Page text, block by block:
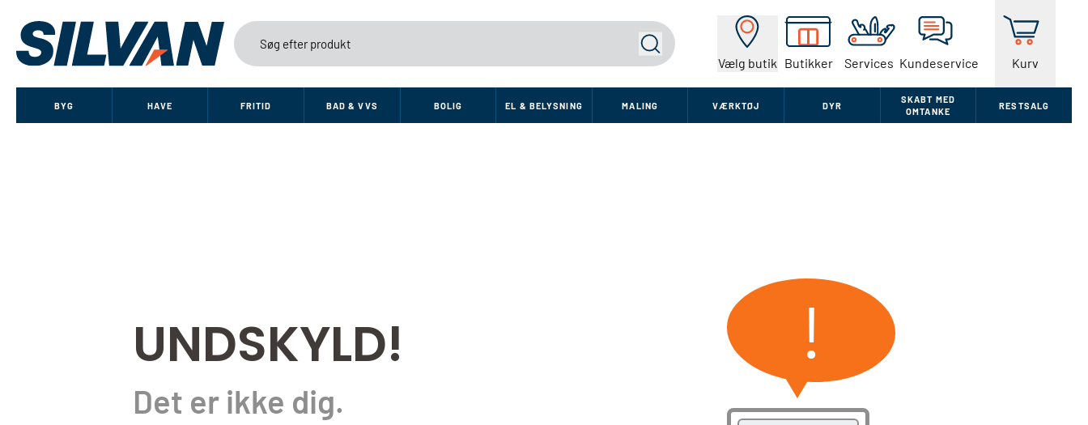
Vælg butik Butikker Services Kundeservice Kurv
Søg
BYG HAVE FRITID BAD & VVS BOLIG EL & BELYSNING MALING VÆRKTØJ DYR
SKABT MED
OMTANKE
RESTSALG
UNDSKYLD!
Det er ikke dig.
!